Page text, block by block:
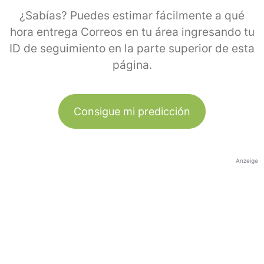
¿Sabías? Puedes estimar fácilmente a qué
hora entrega Correos en tu área ingresando tu
ID de seguimiento en la parte superior de esta
página.
Consigue mi predicción
Anzeige